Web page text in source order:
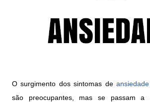
O surgimento dos sintomas deansiedade
são preocupantes, mas se passam a